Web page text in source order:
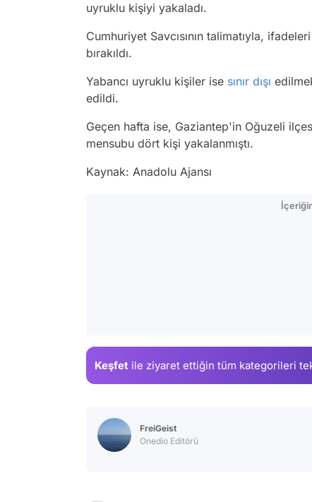
uyruklu kişiyi yakaladı.
Cumhuriyet Savcısının talimatıyla,
bırakıldı.
Yabancı uyruklu kişiler ise sınır dışı
edildi.
Geçen hafta ise, Gaziantep'in Oğuzeli
mensubu dört kişi yakalanmıştı.
Kaynak: Anadolu Ajansı
Keşfet ile ziyaret ettiğin tüm kategorileri
FreiGeist
Onedio Editörü